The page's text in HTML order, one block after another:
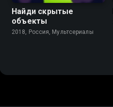
Найди скрытые
объекты
2018, Россия, Мультсериалы